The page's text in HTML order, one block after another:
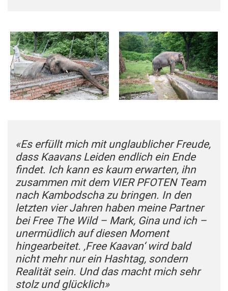
«Es erfüllt mich mit unglaublicher Freude,
dass Kaavans Leiden endlich ein Ende
findet. Ich kann es kaum erwarten, ihn
zusammen mit dem VIER PFOTEN Team
nach Kambodscha zu bringen. In den
letzten vier Jahren haben meine Partner
bei Free The Wild – Mark, Gina und ich –
unermüdlich auf diesen Moment
hingearbeitet. ‚Free Kaavan‘ wird bald
nicht mehr nur ein Hashtag, sondern
Realität sein. Und das macht mich sehr
stolz und glücklich»